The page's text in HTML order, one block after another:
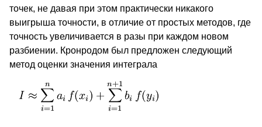
точек, не давая при этом практически никакого
выигрыша точности, в отличие от простых методов, где
точность увеличивается в разы при каждом новом
разбиении. Кронродом был предложен следующий
метод оценки значения интеграла